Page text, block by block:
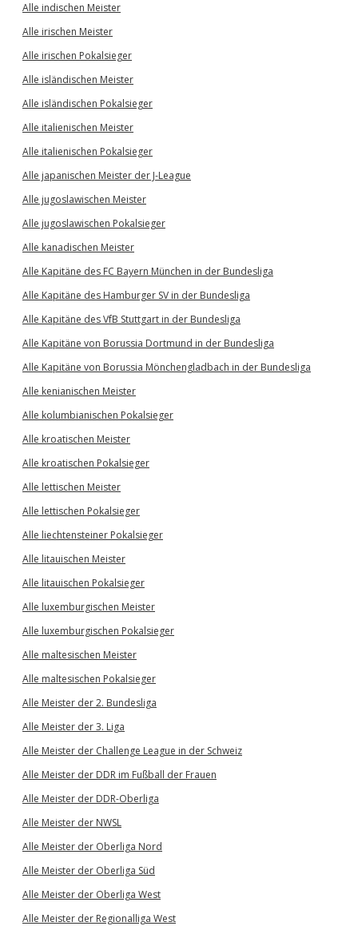
Alle indischen Meister
Alle irischen Meister
Alle irischen Pokalsieger
Alle isländischen Meister
Alle isländischen Pokalsieger
Alle italienischen Meister
Alle italienischen Pokalsieger
Alle japanischen Meister der J-League
Alle jugoslawischen Meister
Alle jugoslawischen Pokalsieger
Alle kanadischen Meister
Alle Kapitäne des FC Bayern München in der Bundesliga
Alle Kapitäne des Hamburger SV in der Bundesliga
Alle Kapitäne des VfB Stuttgart in der Bundesliga
Alle Kapitäne von Borussia Dortmund in der Bundesliga
Alle Kapitäne von Borussia Mönchengladbach in der Bundesliga
Alle kenianischen Meister
Alle kolumbianischen Pokalsieger
Alle kroatischen Meister
Alle kroatischen Pokalsieger
Alle lettischen Meister
Alle lettischen Pokalsieger
Alle liechtensteiner Pokalsieger
Alle litauischen Meister
Alle litauischen Pokalsieger
Alle luxemburgischen Meister
Alle luxemburgischen Pokalsieger
Alle maltesischen Meister
Alle maltesischen Pokalsieger
Alle Meister der 2. Bundesliga
Alle Meister der 3. Liga
Alle Meister der Challenge League in der Schweiz
Alle Meister der DDR im Fußball der Frauen
Alle Meister der DDR-Oberliga
Alle Meister der NWSL
Alle Meister der Oberliga Nord
Alle Meister der Oberliga Süd
Alle Meister der Oberliga West
Alle Meister der Regionalliga West